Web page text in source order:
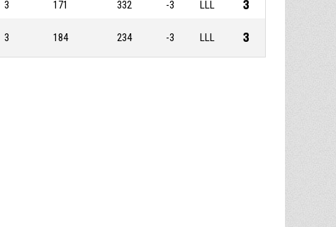
3 171 332 -3 LLL 3
3 184 234 -3 LLL 3